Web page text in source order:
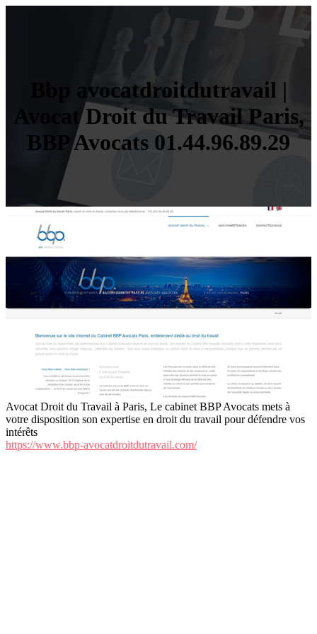
Bbp avocatdroit­dut­ra­vail |
Avocat Droit du Travail Paris,
BBP Avocats 01.44.96.89.29
Avocat Droit du Travail à Paris, Le cabinet BBP Avocats mets à
votre disposition son expertise en droit du travail pour défendre vos
intérêts
https://www.bbp-avocatdroitdutravail.com/